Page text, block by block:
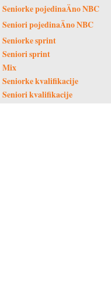
Seniorke pojedinaÄno NBC
Seniori pojedinaÄno NBC
Seniorke sprint
Seniori sprint
Mix
Seniorke kvalifikacije
Seniori kvalifikacije